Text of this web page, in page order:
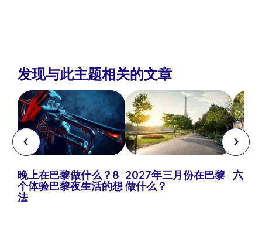
发现与此主题相关的文章
晚上在巴黎做什么？8
个体验巴黎夜生活的想
法
2027年三月份在巴黎
做什么？
六月